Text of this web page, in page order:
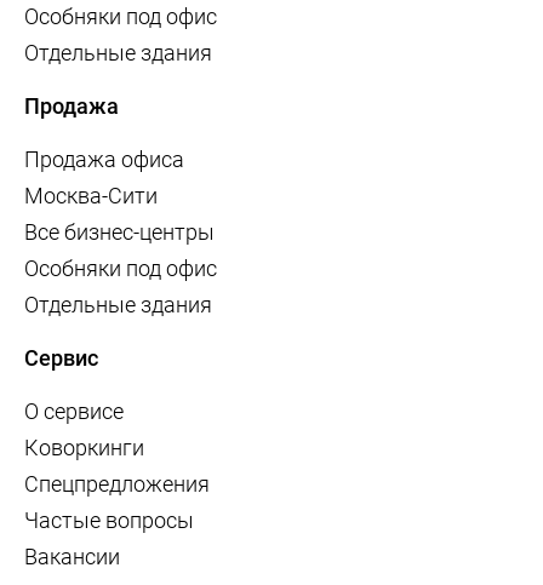
Особняки под офис
Отдельные здания
Продажа
Продажа офиса
Москва-Сити
Все бизнес-центры
Особняки под офис
Отдельные здания
Сервис
О сервисе
Коворкинги
Спецпредложения
Частые вопросы
Вакансии